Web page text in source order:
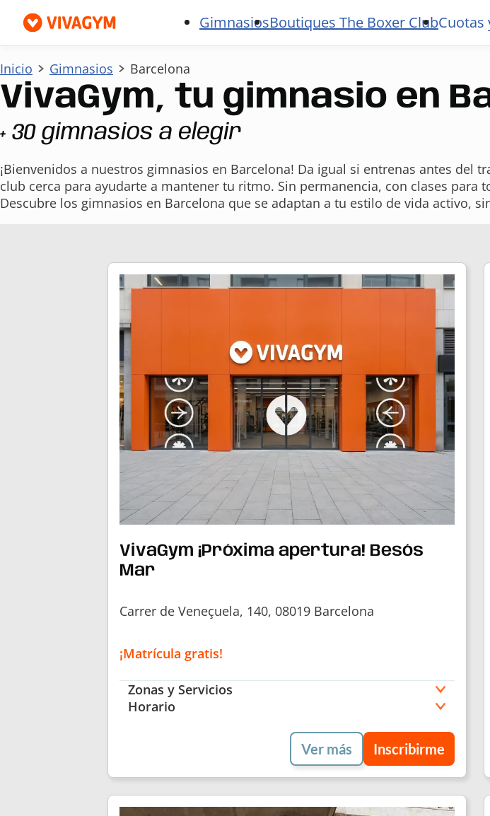
GimnasiosBoutiques The Boxer ClubCuotas
Inicio Gimnasios Barcelona
VivaGym, tu gimnasio en
+ 30 gimnasios a elegir
¡Bienvenidos a nuestros gimnasios en Barcelona! Da igual si entrenas antes del
club cerca para ayudarte a mantener tu ritmo. Sin permanencia, con clases para
Descubre los gimnasios en Barcelona que se adaptan a tu estilo de vida activo,
VivaGym ¡Próxima apertura! Besós
Mar
Carrer de Veneçuela, 140, 08019 Barcelona
¡Matrícula gratis!
Zonas y Servicios
Horario
Ver más Inscribirme